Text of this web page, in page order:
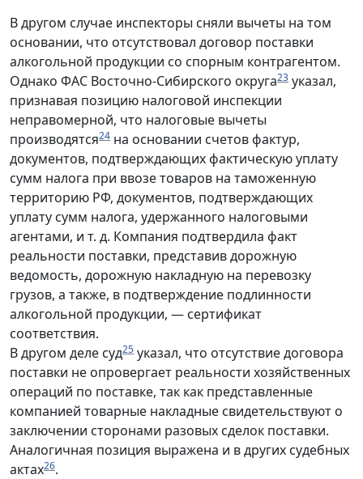
В другом случае инспекторы сняли вычеты на том
основании, что отсутствовал договор поставки
алкогольной продукции со спорным контрагентом.
Однако ФАС Восточно-Сибирского округа23 указал,
признавая позицию налоговой инспекции
неправомерной, что налоговые вычеты
производятся24 на основании счетов фактур,
документов, подтверждающих фактическую уплату
сумм налога при ввозе товаров на таможенную
территорию РФ, документов, подтверждающих
уплату сумм налога, удержанного налоговыми
агентами, и т. д. Компания подтвердила факт
реальности поставки, представив дорожную
ведомость, дорожную накладную на перевозку
грузов, а также, в подтверждение подлинности
алкогольной продукции, — сертификат
соответствия.
В другом деле суд25 указал, что отсутствие договора
поставки не опровергает реальности хозяйственных
операций по поставке, так как представленные
компанией товарные накладные свидетельствуют о
заключении сторонами разовых сделок поставки.
Аналогичная позиция выражена и в других судебных
актах26.